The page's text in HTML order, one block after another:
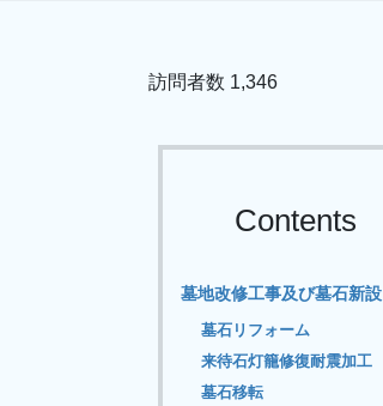
訪問者数 1,346
Contents
墓地改修工事及び墓石新設
墓石リフォーム
来待石灯籠修復耐震加工
墓石移転